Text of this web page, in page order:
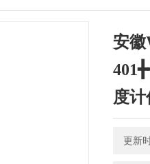
安徽
度
更新